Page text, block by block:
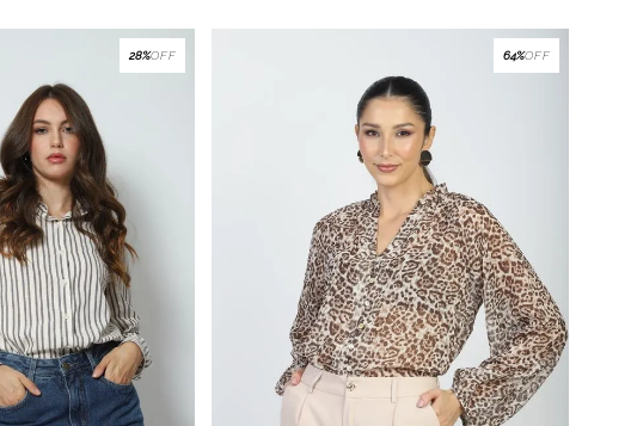
28%OFF 64%OFF